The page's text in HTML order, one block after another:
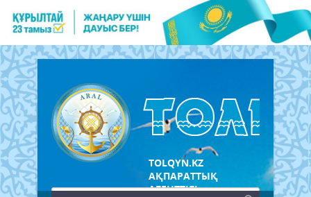
TOLQYN.KZ
АҚПАРАТТЫҚ
АГЕНТТІГІ